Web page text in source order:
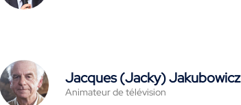
Jacques (Jacky) Jakubowicz
Animateur de télévision